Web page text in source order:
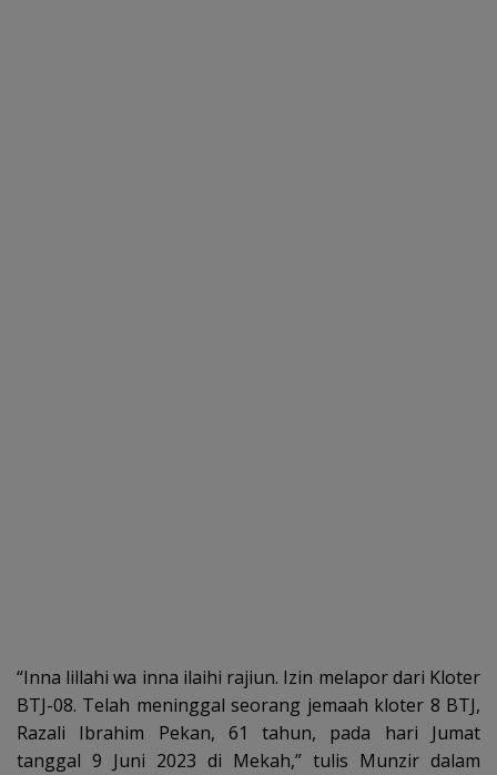
“Inna lillahi wa inna ilaihi rajiun. Izin melapor dari Kloter
BTJ-08. Telah meninggal seorang jemaah kloter 8 BTJ,
Razali Ibrahim Pekan, 61 tahun, pada hari Jumat
tanggal 9 Juni 2023 di Mekah,” tulis Munzir dalam